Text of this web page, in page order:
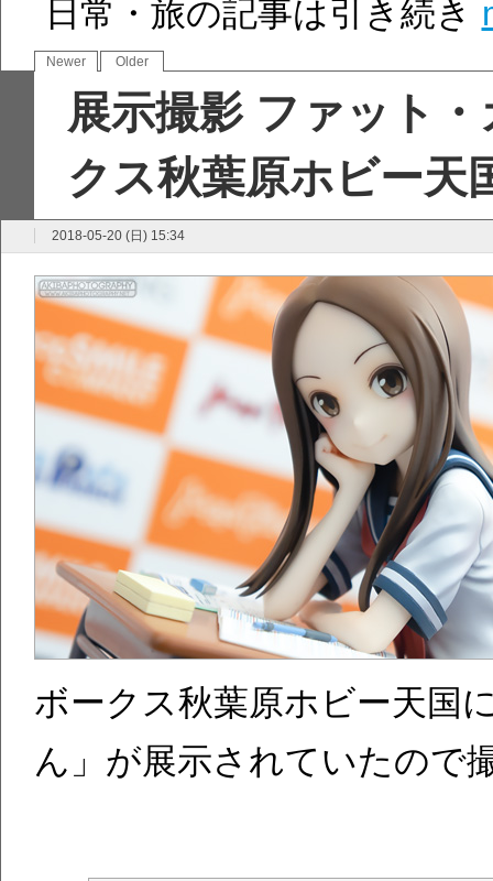
日常・旅の記事は引き続き
Newer Older
展示撮影 ファット
クス秋葉原ホビー天
2018-05-20 (日) 15:34
ボークス秋葉原ホビー天国
ん」が展示されていたので